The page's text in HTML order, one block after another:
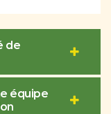
de
équipe